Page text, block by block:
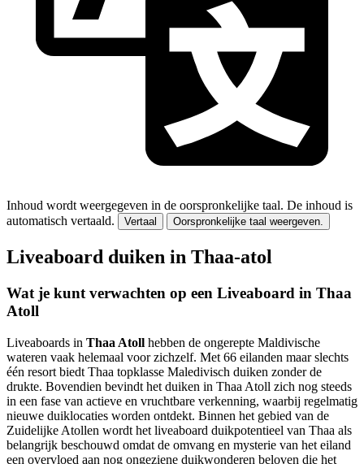
Inhoud wordt weergegeven in de oorspronkelijke taal. De inhoud is
automatisch vertaald.
Vertaal Oorspronkelijke taal weergeven.
Liveaboard duiken in Thaa-atol
Wat je kunt verwachten op een Liveaboard in Thaa
Atoll
Liveaboards in Thaa Atoll hebben de ongerepte Maldivische
wateren vaak helemaal voor zichzelf. Met 66 eilanden maar slechts
één resort biedt Thaa topklasse Maledivisch duiken zonder de
drukte. Bovendien bevindt het duiken in Thaa Atoll zich nog steeds
in een fase van actieve en vruchtbare verkenning, waarbij regelmatig
nieuwe duiklocaties worden ontdekt. Binnen het gebied van de
Zuidelijke Atollen wordt het liveaboard duikpotentieel van Thaa als
belangrijk beschouwd omdat de omvang en mysterie van het eiland
een overvloed aan nog ongeziene duikwonderen beloven die het